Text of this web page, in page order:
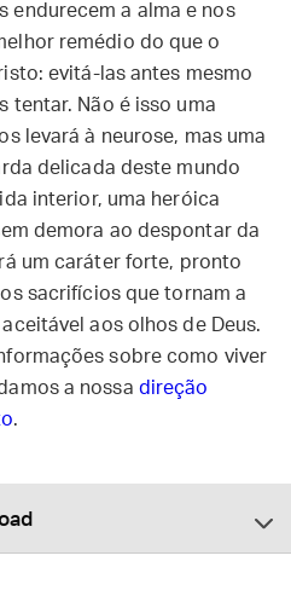
endurecem a alma e nos
remédio do que o
evitá-las antes mesmo
tentar. Não é isso uma
levará à neurose, mas uma
delicada deste mundo
interior, uma heróica
demora ao despontar da
um caráter forte, pronto
sacrifícios que tornam a
aos olhos de Deus.
sobre como viver
a nossa direção
.